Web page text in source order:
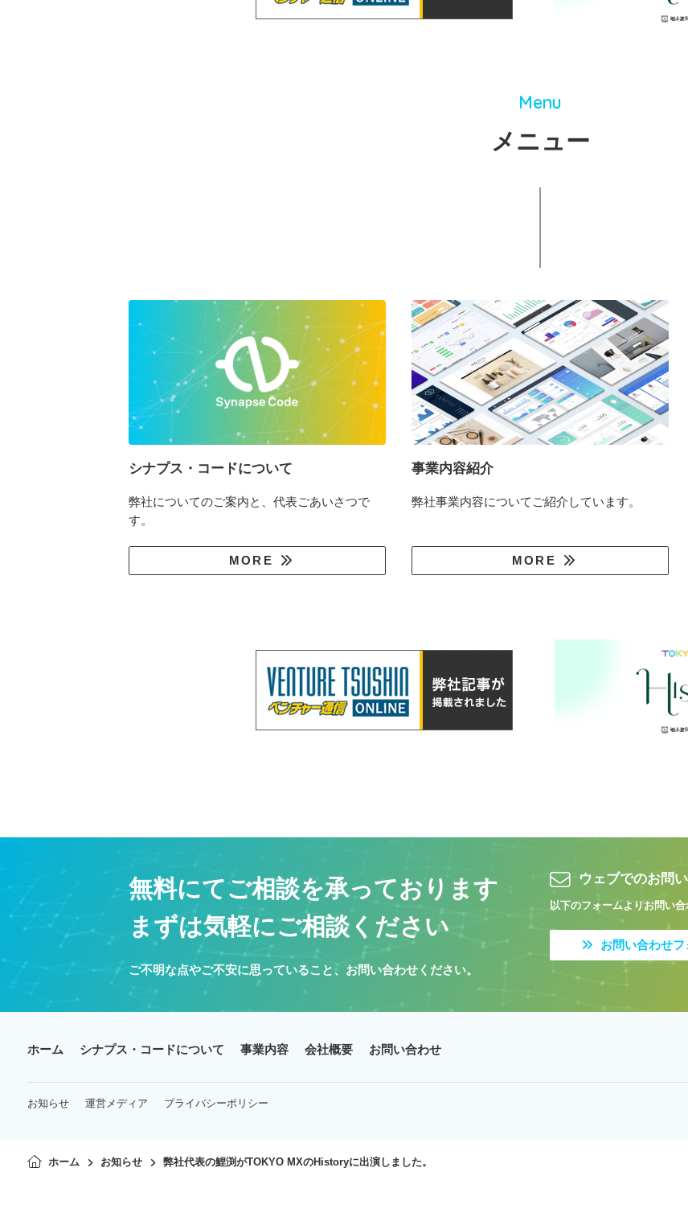
Menu
メニュー
シナプス・コードについて
弊社についてのご案内と、代表ごあいさつで
す。
MORE
事業内容紹介
弊社事業内容についてご紹介しています。
MORE
無料にてご相談を承っております
まずは気軽にご相談ください
ご不明な点やご不安に思っていること、お問い合わせください。
ウェブでのお問
以下のフォームよりお問い合
お問い合わせ
ホーム シナプス・コードについて 事業内容 会社概要 お問い合わせ
お知らせ 運営メディア プライバシーポリシー
ホーム お知らせ 弊社代表の鯉渕がTOKYO MXのHistoryに出演しました。